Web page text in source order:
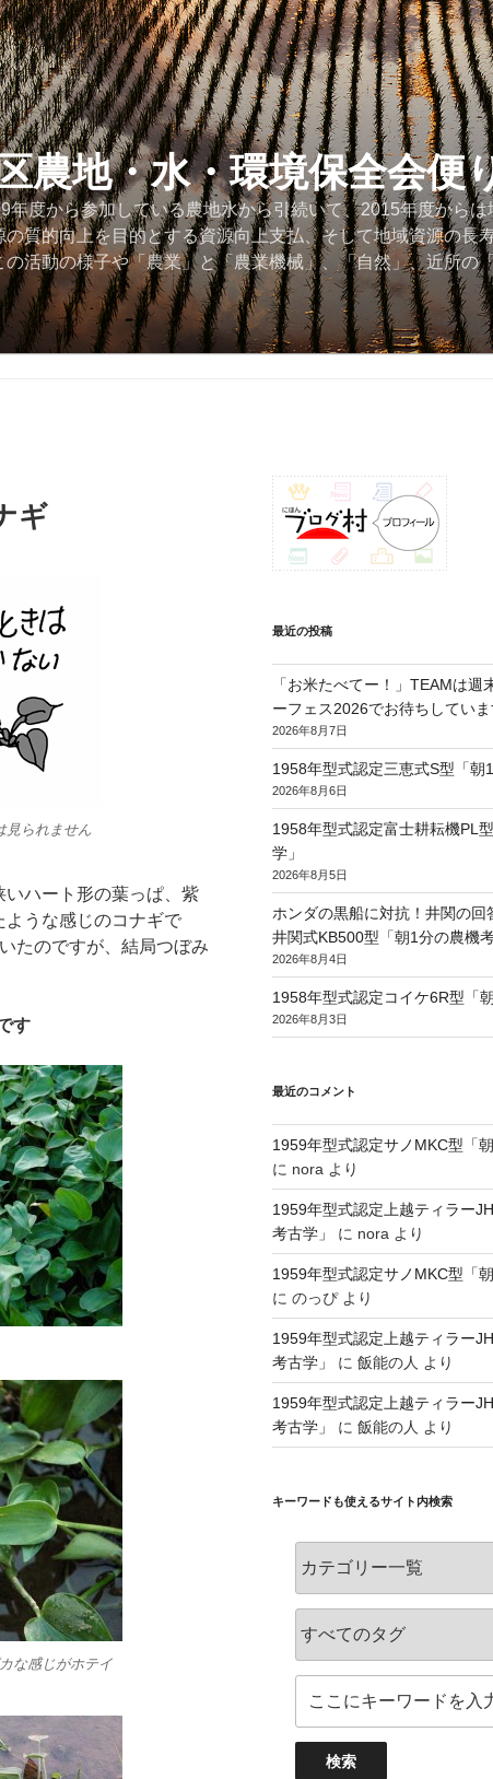
農地・水・環境保全会便
度から参加している農地水から引続いて、2015年度からは
質的向上を目的とする資源向上支払、そして地域資源の長
活動の様子や「農業」と「農業機械」、「自然」、近所の
ギ
られません
ハート形の葉っぱ、紫
うな感じのコナギで
たのですが、結局つぼみ
す
な感じがホテイ
最近の投稿
「お米たべてー！」TEAMは週
ーフェス2026でお待ちしていま
2026年8月7日
1958年型式認定三恵式S型「朝
2026年8月6日
1958年型式認定富士耕耘機PL
学」
2026年8月5日
ホンダの黒船に対抗！井関の回
井関式KB500型「朝1分の農機考
2026年8月4日
1958年型式認定コイケ6R型「
2026年8月3日
最近のコメント
1959年型式認定サノMKC型「
に nora より
1959年型式認定上越ティラー
考古学」
に nora より
1959年型式認定サノMKC型「
に のっぴより
1959年型式認定上越ティラー
考古学」
に 飯能の人 より
1959年型式認定上越ティラー
考古学」
に 飯能の人 より
キーワードも使えるサイト内検索